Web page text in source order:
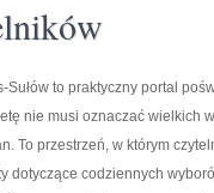
Sułów to praktyczny portal
nie musi oznaczać wielkich
To przestrzeń, w którym
dotyczące codziennych